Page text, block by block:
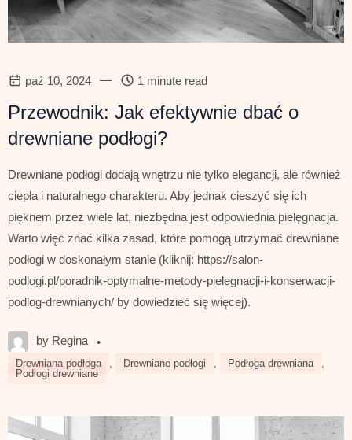
paź 10, 2024 — 1 minute read
Przewodnik: Jak efektywnie dbać o
drewniane podłogi?
Drewniane podłogi dodają wnętrzu nie tylko elegancji, ale również
ciepła i naturalnego charakteru. Aby jednak cieszyć się ich
pięknem przez wiele lat, niezbędna jest odpowiednia pielęgnacja.
Warto więc znać kilka zasad, które pomogą utrzymać drewniane
podłogi w doskonałym stanie (kliknij: https://salon-
podlogi.pl/poradnik-optymalne-metody-pielegnacji-i-konserwacji-
podlog-drewnianych/ by dowiedzieć się więcej).
by Regina •
Drewniana podłoga , Drewniane podłogi , Podłoga drewniana
,
Podłogi drewniane